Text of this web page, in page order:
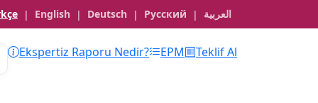
| English | Deutsch | Русский | العربية
Ekspertiz Raporu Nedir? EPM Teklif Al